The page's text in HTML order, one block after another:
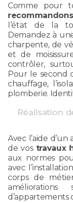
Comme pour
l’état de la
Demandez à
charpente, de
et de
contrôler,
Pour le second
chauffage,
plomberie.
Réalisation
Avec l’aide
de vos travaux
aux normes
avec
corps de
d’appartements